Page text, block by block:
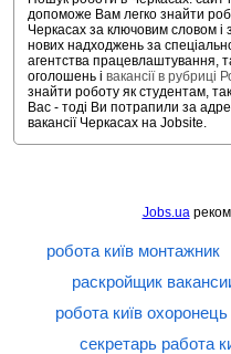
допоможе Вам легко знайти
Черкасах за ключовим словом
нових надходжень за
агентства працевлаштування,
оголошень і вакансії в рубриці
знайти роботу як студентам,
Вас - тоді Ви потрапили за
вакансії Черкасах на Jobsite.
Jobs.ua
робота київ монтажник
раскройщик
робота київ охоронець
секретарь работа